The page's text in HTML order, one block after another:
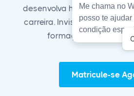
desenvolva habilidades
carreira. Invista em seu
formação técnica do
Matricule-se
Me chama no
posso te
condição